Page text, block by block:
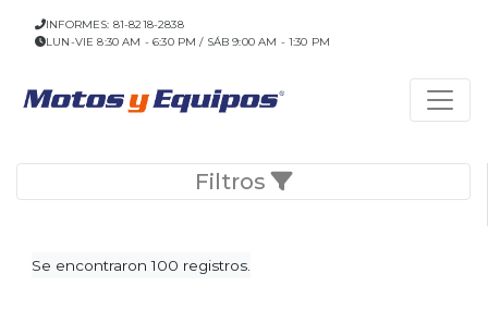
INFORMES: 81-8218-2838
LUN-VIE 8:30 AM - 6:30 PM / SÁB 9:00 AM - 1:30 PM
Filtros
Se encontraron 100 registros.